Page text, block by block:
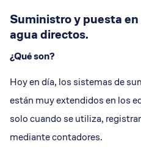
Suministro y puesta
agua directos.
¿Qué son?
Hoy en día, los sistemas de
están muy extendidos en los
solo cuando se utiliza,
mediante contadores.